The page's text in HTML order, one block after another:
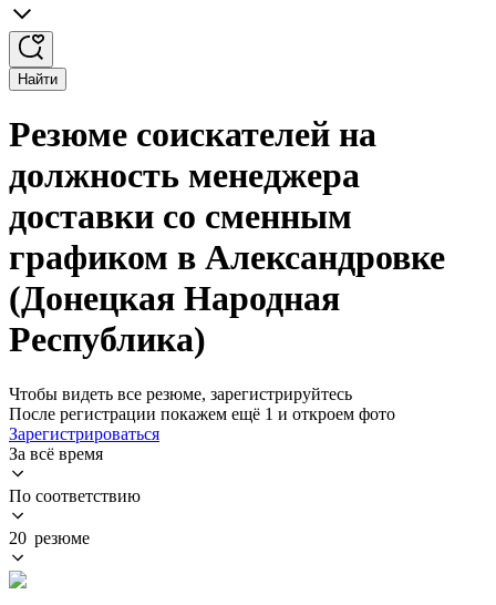
Найти
Резюме соискателей на
должность менеджера
доставки со сменным
графиком в Александровке
(Донецкая Народная
Республика)
Чтобы видеть все резюме, зарегистрируйтесь
После регистрации покажем ещё 1 и откроем фото
Зарегистрироваться
За всё время
По соответствию
20 резюме